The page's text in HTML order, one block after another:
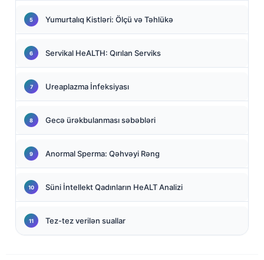
Yumurtalıq Kistləri: Ölçü və Təhlükə
Servikal HeALTH: Qırılan Serviks
Ureaplazma İnfeksiyası
Gecə ürəkbulanması səbəbləri
Anormal Sperma: Qəhvəyi Rəng
Süni İntellekt Qadınların HeALT Analizi
Tez-tez verilən suallar